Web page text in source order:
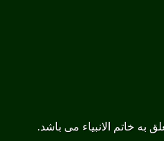
به خاتم الانبیاء می باشد.